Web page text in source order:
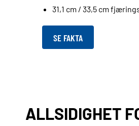
31,1 cm / 33,5 cm
SE FAKTA
ALLSIDIGHET